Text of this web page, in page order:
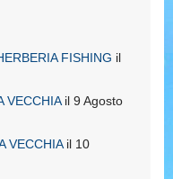
FISHING il
VECCHIAil 9 Agosto
VECCHIAil 10